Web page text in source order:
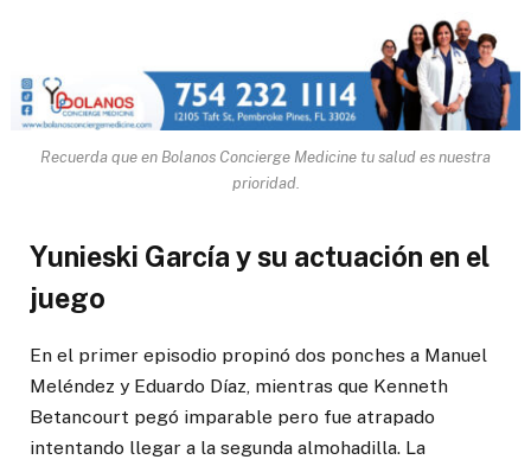
Recuerda que en Bolanos Concierge Medicine tu salud es nuestra
prioridad.
Yunieski García y su actuación en el
juego
En el primer episodio propinó dos ponches a Manuel
Meléndez y Eduardo Díaz, mientras que Kenneth
Betancourt pegó imparable pero fue atrapado
intentando llegar a la segunda almohadilla. La